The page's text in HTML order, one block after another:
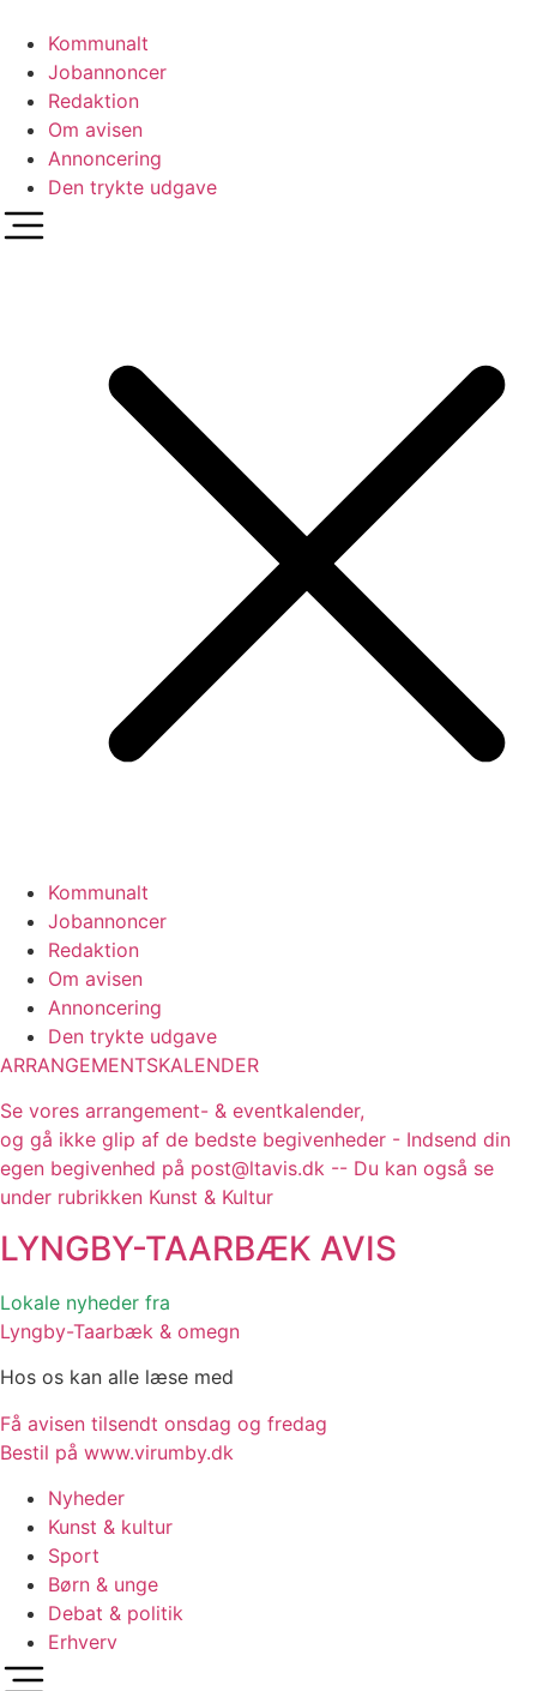
indhold
Kommunalt
Jobannoncer
Redaktion
Om avisen
Annoncering
Den trykte udgave
Kommunalt
Jobannoncer
Redaktion
Om avisen
Annoncering
Den trykte udgave
ARRANGEMENTSKALENDER
Se vores arrangement- & eventkalender,
og gå ikke glip af de bedste begivenheder - Indsend din
egen begivenhed på post@ltavis.dk -- Du kan også se
under rubrikken Kunst & Kultur
LYNGBY-TAARBÆK AVIS
Lokale nyheder fra
Lyngby-Taarbæk & omegn
Hos os kan alle læse med
Få avisen tilsendt onsdag og fredag
Bestil på www.virumby.dk
Nyheder
Kunst & kultur
Sport
Børn & unge
Debat & politik
Erhverv